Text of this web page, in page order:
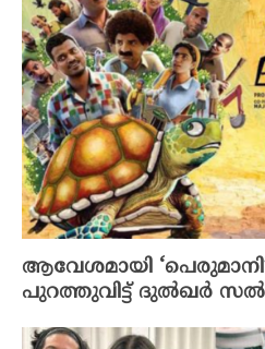
ആവേശമായി
പുറത്തുവിട്ട് ദുൽഖർ